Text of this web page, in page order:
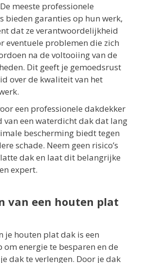
De meeste professionele
bieden garanties op hun werk,
dat ze verantwoordelijkheid
eventuele problemen die zich
na de voltooiing van de
Dit geeft je gemoedsrust
over de kwaliteit van het
een professionele dakdekker
van een waterdicht dak dat lang
bescherming biedt tegen
schade. Neem geen risico’s
dak en laat dit belangrijke
expert.
van een houten plat
je houten plat dak is een
energie te besparen en de
dak te verlengen. Door je dak